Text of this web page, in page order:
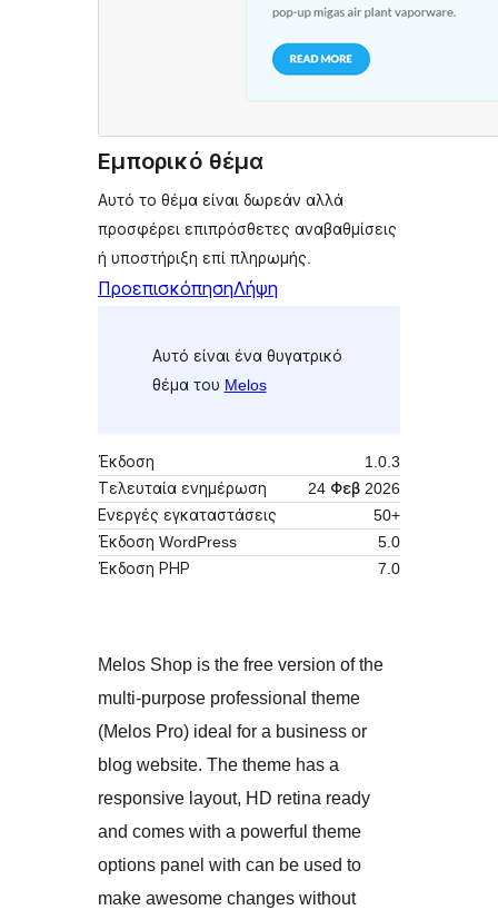
Εμπορικό θέμα
Αυτό το θέμα είναι δωρεάν αλλά
προσφέρει επιπρόσθετες αναβαθμίσεις
ή υποστήριξη επί πληρωμής.
ΠροεπισκόπησηΛήψη
Αυτό είναι ένα θυγατρικό
θέμα του Melos
Έκδοση
1.0.3
Τελευταία ενημέρωση
24 Φεβ 2026
Ενεργές εγκαταστάσεις
50+
Έκδοση WordPress
5.0
Έκδοση ΡΗΡ
7.0
Melos Shop is the free version of the
multi-purpose professional theme
(Melos Pro) ideal for a business or
blog website. The theme has a
responsive layout, HD retina ready
and comes with a powerful theme
options panel with can be used to
make awesome changes without